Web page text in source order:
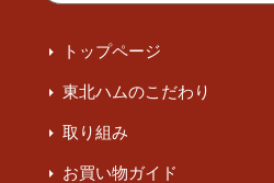
トップページ
東北ハムのこだわり
取り組み
お買い物ガイド